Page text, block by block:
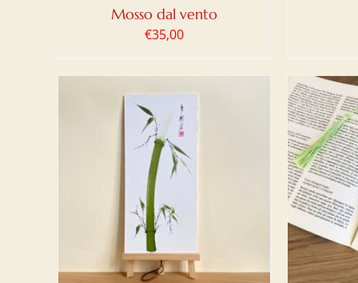
Mosso dal vento
€35,00
AGGIUNGI AL CARRELLO